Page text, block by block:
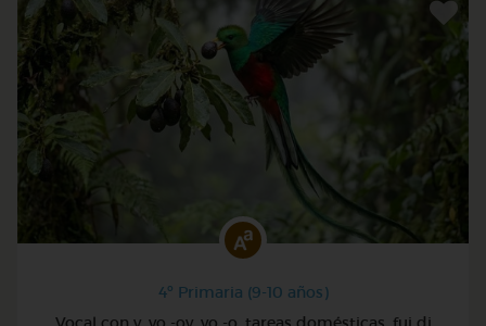
4º Primaria (9-10 años)